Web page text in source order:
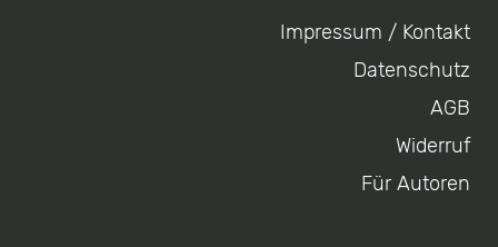
Impressum / Kontakt
Datenschutz
AGB
Widerruf
Für Autoren